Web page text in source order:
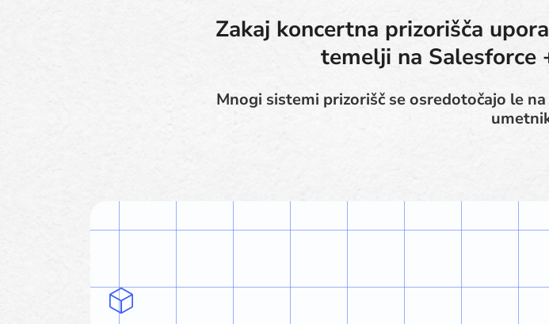
Zakaj koncertna prizorišča
temelji na Salesforce
Mnogi sistemi prizorišč se osredotočajo le